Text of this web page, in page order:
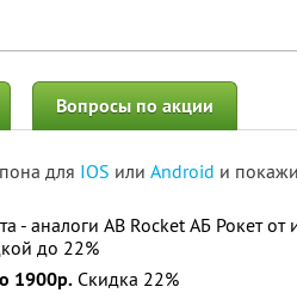
Вопросы по акции
для IOS или Android и
аналоги AB Rocket АБ Рокет от
до 22%
1900р. Скидка 22%